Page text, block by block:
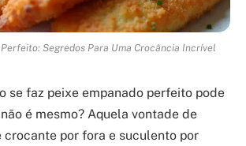
Segredos Para Uma Crocância Incrível
se faz peixe empanado perfeito pode
é mesmo? Aquela vontade de
crocante por fora e suculento por